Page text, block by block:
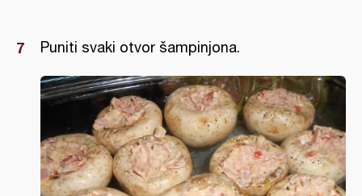
Puniti svaki otvor šampinjona.